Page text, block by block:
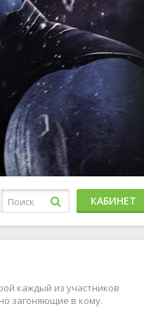
КАБИНЕТ
каждый из участников
загоняющие в кому.